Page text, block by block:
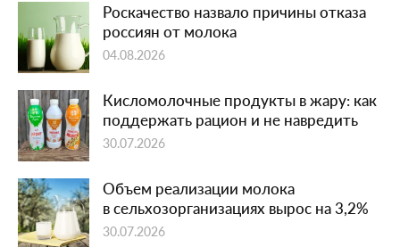
Роскачество назвало причины отказа
россиян от молока
04.08.2026
Кисломолочные продукты в жару: как
поддержать рацион и не навредить
30.07.2026
Объем реализации молока
в сельхозорганизациях вырос на 3,2%
30.07.2026